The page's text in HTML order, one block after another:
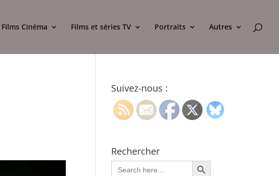
Films Cinéma Films et séries TV Portraits Autres
Suivez-nous :
Rechercher
Search
for:
Search Button